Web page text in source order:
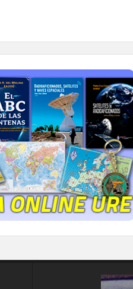
ONLINE URE
mapas, polos, camisetas,
polares y mucho más...
TIENDA DE URE